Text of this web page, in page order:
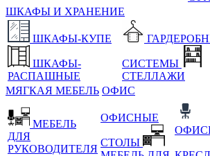
ШКАФЫ И ХРАНЕНИЕ
ШКАФЫ-КУПЕ
ШКАФЫ-
РАСПАШНЫЕ
СИСТЕМЫ
СТЕЛЛАЖИ
МЯГКАЯ МЕБЕЛЬ ОФИС
МЕБЕЛЬ
ДЛЯ
РУКОВОДИТЕЛЯ
ОФИСНЫЕ
СТОЛЫ